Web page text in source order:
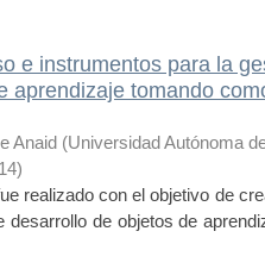
e instrumentos para la
aprendizaje tomando
Anaid (Universidad Autónoma
)
realizado con el objetivo de
desarrollo de objetos de